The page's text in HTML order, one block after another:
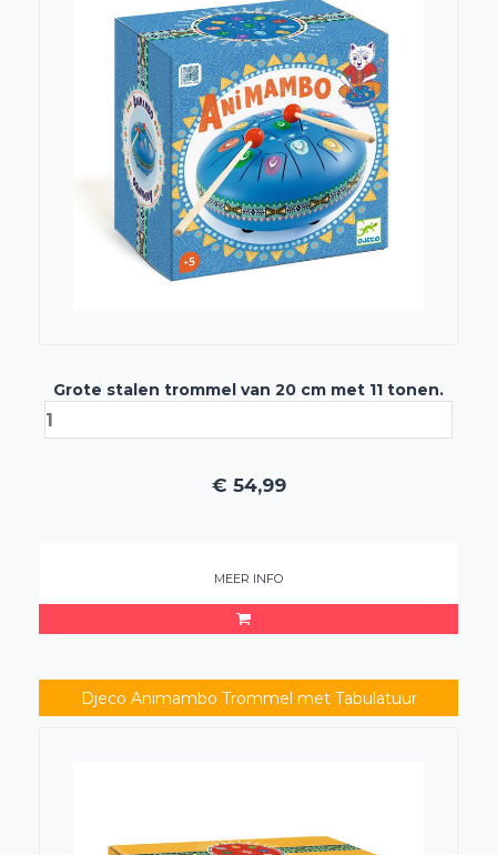
Grote stalen trommel van 20 cm met 11 tonen.
€ 54,99
MEER INFO
Djeco Animambo Trommel met Tabulatuur